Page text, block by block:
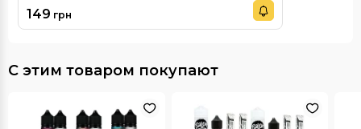
149 грн
С этим товаром покупают